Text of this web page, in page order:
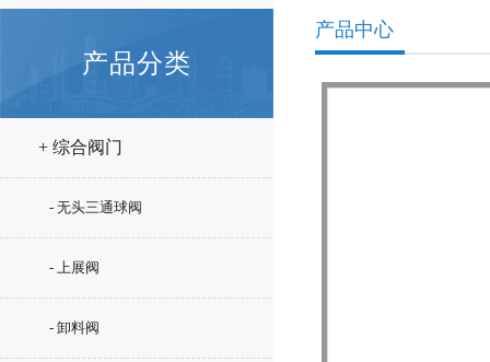
产品分类
+ 综合阀门
- 无头三通球阀
- 上展阀
- 卸料阀
产品中心